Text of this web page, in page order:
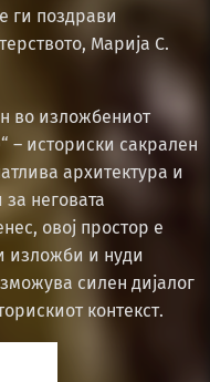
ги поздрави
Марија С.
во изложбениот
– историски сакрален
архитектура и
неговата
овој простор е
изложби и нуди
силен дијалог
контекст.